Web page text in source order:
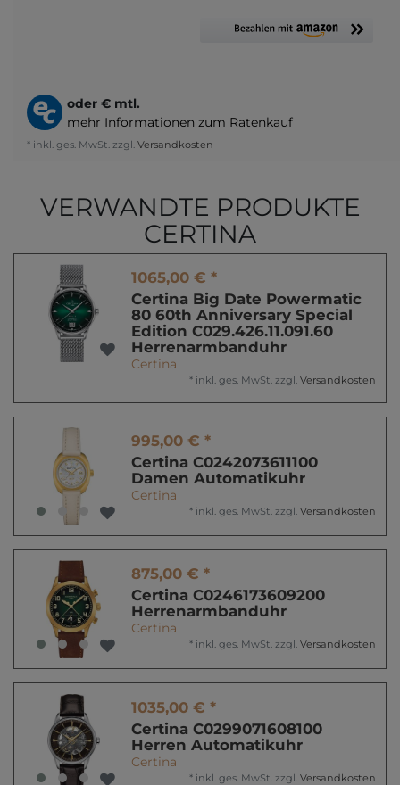
oder € mtl.
mehr Informationen zum Ratenkauf
* inkl. ges. MwSt. zzgl. Versandkosten
VERWANDTE PRODUKTE
CERTINA
1065,00 € *
Certina Big Date Powermatic
80 60th Anniversary Special
Edition C029.426.11.091.60
Herrenarmbanduhr
Certina
* inkl. ges. MwSt. zzgl. Versandkosten
995,00 € *
Certina C0242073611100
Damen Automatikuhr
Certina
* inkl. ges. MwSt. zzgl. Versandkosten
875,00 € *
Certina C0246173609200
Herrenarmbanduhr
Certina
* inkl. ges. MwSt. zzgl. Versandkosten
1035,00 € *
Certina C0299071608100
Herren Automatikuhr
Certina
* inkl. ges. MwSt. zzgl. Versandkosten